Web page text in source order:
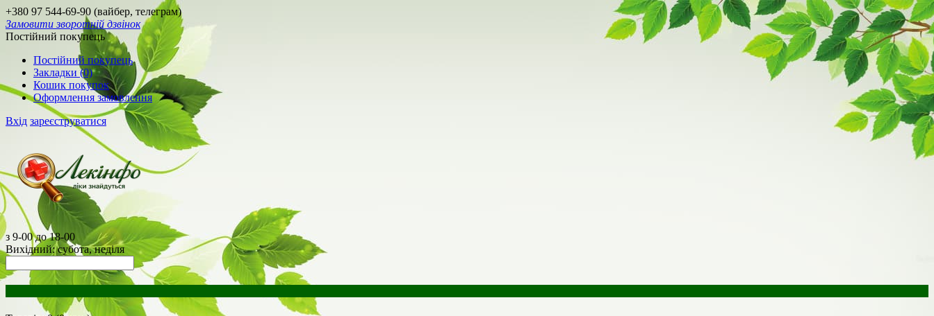
+380 97 544-69-90 (вайбер, телеграм)
Замовити зворотній дзвінок
Постійний покупець
Постійний покупець
Закладки (0)
Кошик покупок
Оформлення замовлення
Вхід зареєструватися
з 9-00 до 18-00
Вихідний: субота, неділя